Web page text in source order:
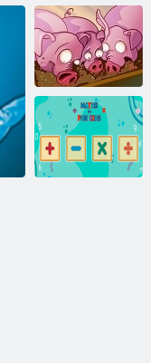
Star Virtuves
Run, cūku, Run